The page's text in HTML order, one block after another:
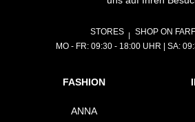
STORES
SHOP ON
MO - FR: 09:30 - 18:00 UHR | SA:
FASHION
ANNA